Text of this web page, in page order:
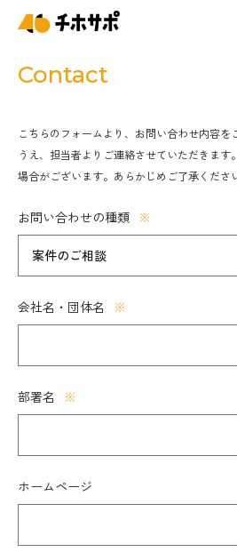
Contact
こちらのフォームより、お問い合わせ内容を
うえ、担当者よりご連絡させていただきます
場合がございます。あらかじめご了承くださ
お問い合わせの種類 ※
会社名・団体名 ※
部署名 ※
ホームページ